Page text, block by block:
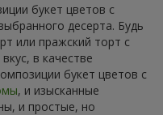
букет цветов с
десерта. Будь
или пражский торт с
в качестве
букет цветов с
, и изысканные
и простые, но